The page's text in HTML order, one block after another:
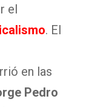
el
. El
en las
Pedro